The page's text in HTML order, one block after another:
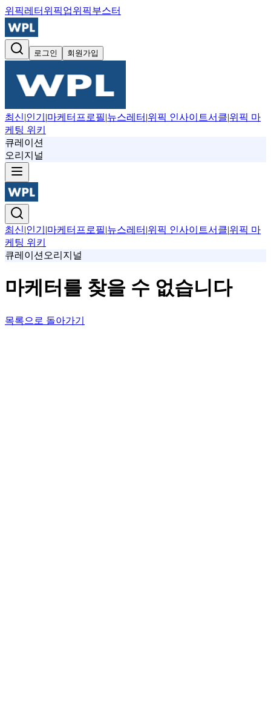
위픽레터 위픽업위픽부스터
로그인 회원가입
최신|인기 |마케터프로필|뉴스레터 |위픽 인사이트서클|위픽 마
케팅 위키
큐레이션
오리지널
최신|인기 |마케터프로필|뉴스레터 |위픽 인사이트서클|위픽 마
케팅 위키
큐레이션 오리지널
마케터를 찾을 수 없습니다
목록으로 돌아가기